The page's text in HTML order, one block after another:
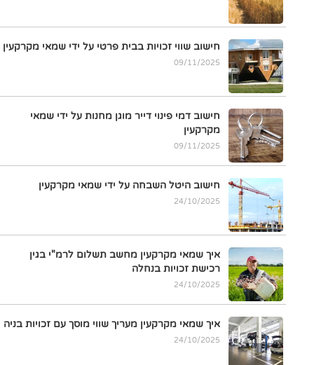
חישוב שווי זכויות בבית פרטי על ידי שמאי מקרקעין
09/11/2025
חישוב דמי פינוי דייר מוגן מחנות על ידי שמאי
מקרקעין
09/11/2025
חישוב היטל השבחה על ידי שמאי מקרקעין
24/10/2025
איך שמאי מקרקעין מחשב תשלום לרמ"י בגין
רכישת זכויות בנחלה
24/10/2025
איך שמאי מקרקעין מעריך שווי מוסך עם זכויות בניה
24/10/2025